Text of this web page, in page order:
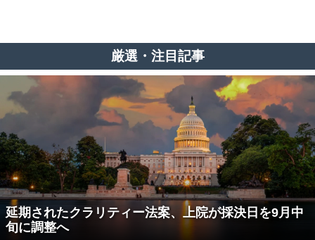
厳選・注目記事
延期されたクラリティー法案、上院が採決日を9月中
旬に調整へ